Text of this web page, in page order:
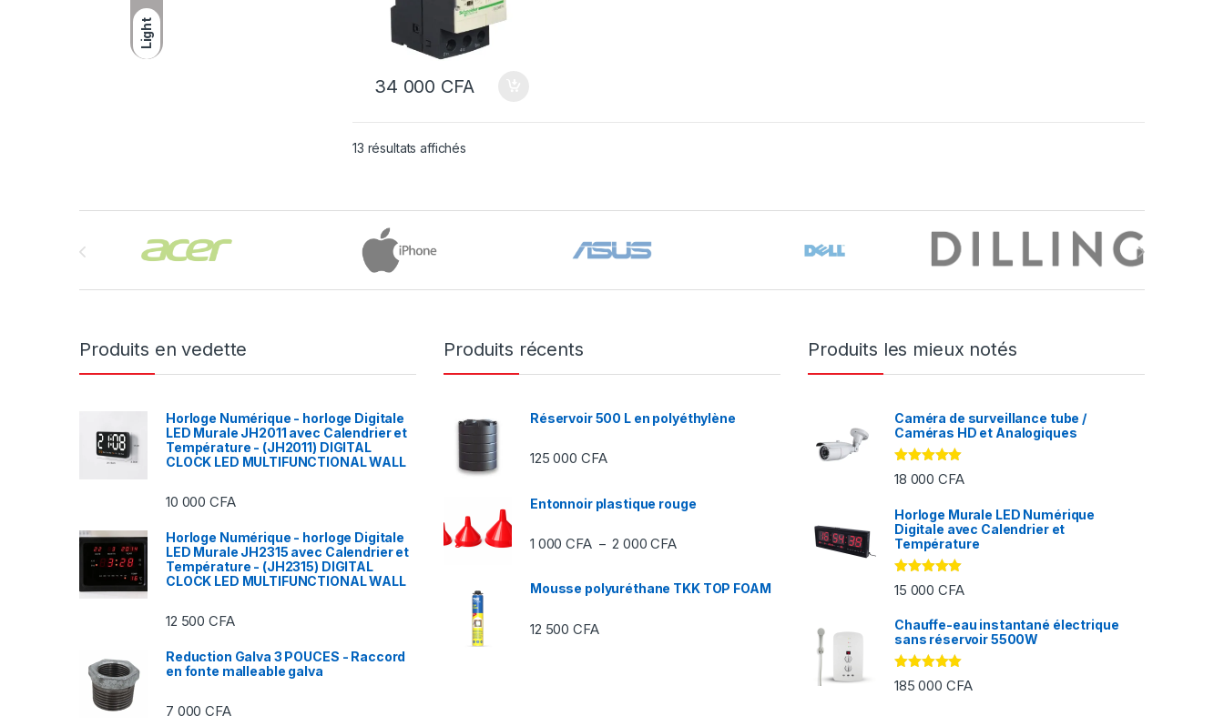
Light
34 000 CFA
13 résultats affichés
Produits en vedette
Horloge Numérique - horloge Digitale
LED Murale JH2011 avec Calendrier et
Température - (JH2011) DIGITAL
CLOCK LED MULTIFUNCTIONAL WALL
10 000CFA
Horloge Numérique - horloge Digitale
LED Murale JH2315 avec Calendrier et
Température - (JH2315) DIGITAL
CLOCK LED MULTIFUNCTIONAL WALL
12 500CFA
Reduction Galva 3 POUCES - Raccord
en fonte malleable galva
7 000CFA
Produits récents
Réservoir 500 L en polyéthylène
125 000 CFA
Entonnoir plastique rouge
1 000CFA – 2 000CFAPlage de prix : 1 000 CFA à 2 000 CFA
Mousse polyuréthane TKK TOP FOAM
12 500CFA
Produits les mieux notés
Caméra de surveillance tube /
Caméras HD et Analogiques
Note5.00
sur 5
18 000CFA
Horloge Murale LED Numérique
Digitale avec Calendrier et
Température
Note5.00
sur 5
15 000CFA
Chauffe-eau instantané électrique
sans réservoir 5500W
Note5.00
sur 5
185 000 CFA